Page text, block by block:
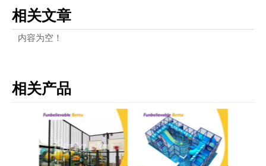
相关文章
内容为空！
相关产品